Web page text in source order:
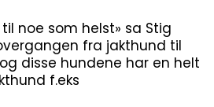
til noe som helst» sa Stig
fra jakthund til
disse hundene har en helt
f.eks